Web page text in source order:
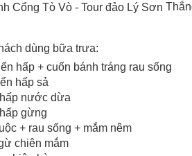
dùng bữa trưa:
hấp + cuốn bánh tráng rau sống
hấp sả
nước dừa
gừng
+ rau sống + mắm nêm
chiên mắm